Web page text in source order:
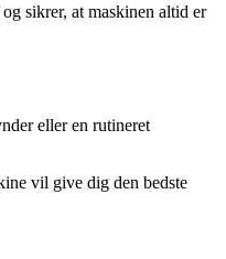
sikrer, at maskinen altid er
eller en rutineret
vil give dig den bedste